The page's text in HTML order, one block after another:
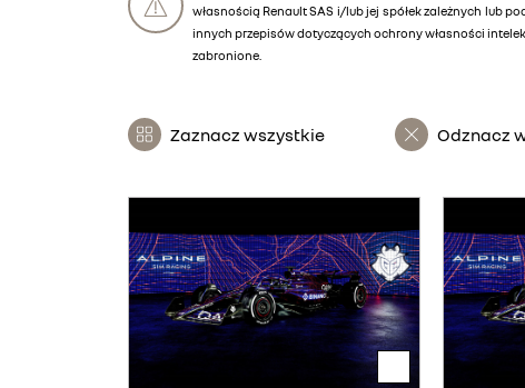
własnością Renault SAS i/lub jej spółek zależnych lub
innych przepisów dotyczących ochrony własności
zabronione.
Zaznacz wszystkie Odznacz